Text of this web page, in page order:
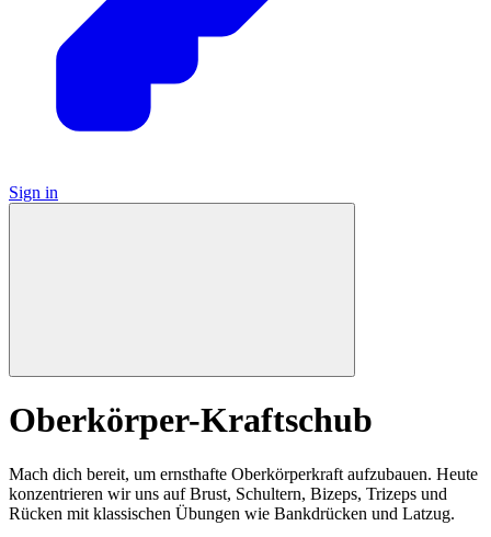
Sign in
Oberkörper-Kraftschub
Mach dich bereit, um ernsthafte Oberkörperkraft aufzubauen. Heute
konzentrieren wir uns auf Brust, Schultern, Bizeps, Trizeps und
Rücken mit klassischen Übungen wie Bankdrücken und Latzug.